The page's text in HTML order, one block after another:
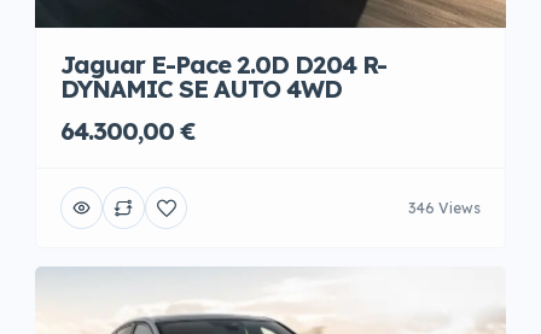
Jaguar E-Pace 2.0D D204 R-
DYNAMIC SE AUTO 4WD
64.300,00 €
346 Views